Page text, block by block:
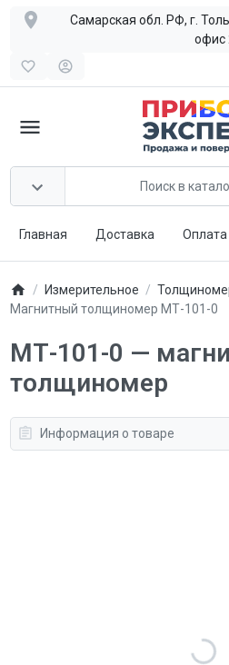
Самарская обл. РФ, г.
офис
Главная Доставка Оплата
Измерительное
Магнитный толщиномер МТ-101-0
МТ-101-0 —
толщиномер
Информация о товаре